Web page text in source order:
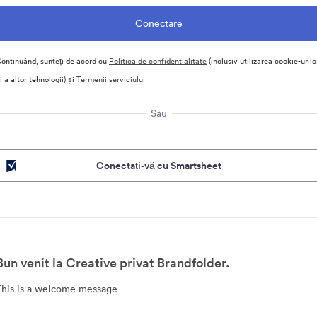
sunteți de acord cu Politica de confidentialitate(inclusiv utilizarea cookie-
a altor tehnologii) și Termenii serviciului
Sau
Conectați-vă cu Smartsheet
venit la Creative privat Brandfolder.
is a welcome message